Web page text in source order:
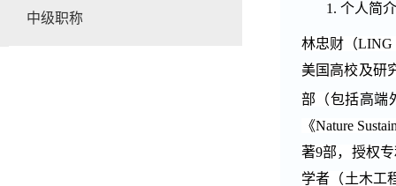
中级职称
1. 个人简介
林忠财（LING
美国高校及研
部（包括高端
《Nature
著9部，授权
学者（土木工